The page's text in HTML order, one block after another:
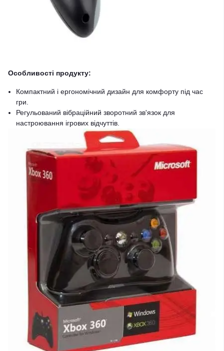
Особливості продукту:
Компактний і ергономічний дизайн для комфорту під час
гри.
Регульований вібраційний зворотний зв'язок для
настроювання ігрових відчуттів.